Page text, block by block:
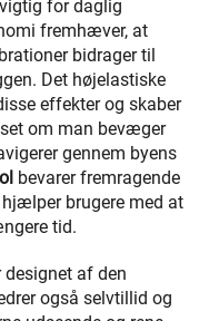
for daglig
fremhæver, at
bidrager til
Det højelastiske
effekter og skaber
om man bevæger
gennem byens
bevarer fremragende
brugere med at
tid.
af den
også selvtillid og